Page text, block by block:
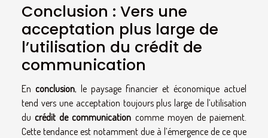
Conclusion : Vers une
acceptation plus large de
l’utilisation du crédit de
communication
En conclusion, le paysage financier et économique actuel
tend vers une acceptation toujours plus large de l’utilisation
ducrédit de communication comme moyen de paiement.
Cette tendance est notamment due à l’émergence de ce que